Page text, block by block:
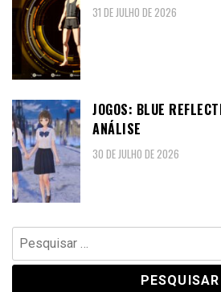
31 DE JULHO DE 2026
JOGOS: BLUE
ANÁLISE
30 DE JULHO DE 2026
Pesquisar
por: